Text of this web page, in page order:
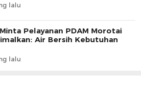
lalu
Pelayanan PDAM Morotai
Air Bersih Kebutuhan
lalu